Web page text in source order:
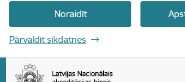
Noraidīt
Pārvaldīt sīkdatnes